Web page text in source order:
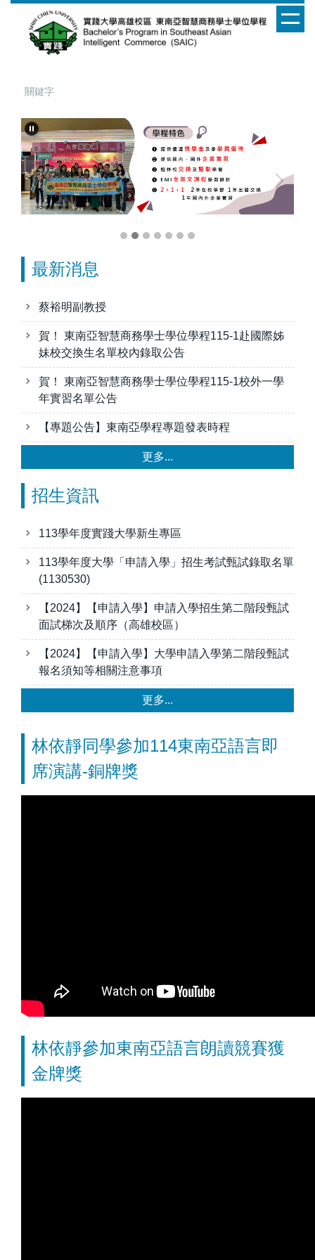
最新消息
蔡裕明副教授
賀！ 東南亞智慧商務學士學位學程115-1赴國際姊
妹校交換生名單校內錄取公告
賀！ 東南亞智慧商務學士學位學程115-1校外一學
年實習名單公告
【專題公告】東南亞學程專題發表時程
更多...
招生資訊
113學年度實踐大學新生專區
113學年度大學「申請入學」招生考試甄試錄取名單
(1130530)
【2024】【申請入學】申請入學招生第二階段甄試
面試梯次及順序（高雄校區）
【2024】【申請入學】大學申請入學第二階段甄試
報名須知等相關注意事項
更多...
林依靜同學參加114東南亞語言即
席演講-銅牌獎
林依靜參加東南亞語言朗讀競賽獲
金牌獎